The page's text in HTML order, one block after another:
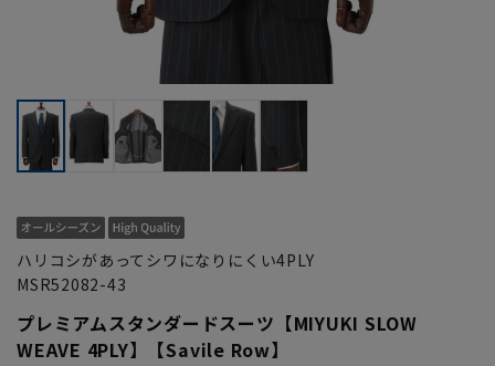
ハリコシがあってシワになりにくい4PLY
MSR52082-43
プレミアムスタンダードスーツ【MIYUKI SLOW
WEAVE 4PLY】【Savile Row】